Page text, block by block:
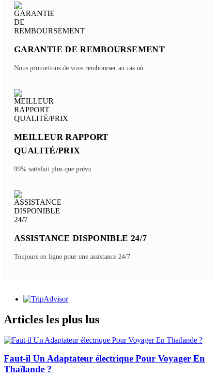
GARANTIE DE REMBOURSEMENT
Nous promettons de vous rembourser au cas où
MEILLEUR RAPPORT
QUALITÉ/PRIX
99% satisfait plus que prévu
ASSISTANCE DISPONIBLE 24/7
Toujours en ligne pour une assistance 24/7
Articles les plus lus
Faut-il Un Adaptateur électrique Pour Voyager En
Thaïlande ?